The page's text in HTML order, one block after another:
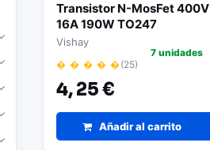
Transistor N-MosFet 400V
16A 190W TO247
IRFP350PBF
Vishay
� � � � �(25)
4,25 €
7 unidades
Añadir al carrito